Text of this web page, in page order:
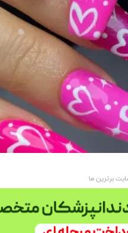
برترین ها